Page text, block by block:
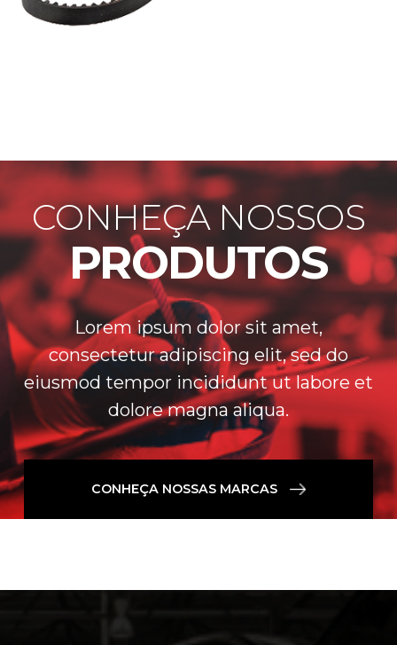
CONHEÇA NOSSOS
PRODUTOS
Lorem ipsum dolor sit amet,
consectetur adipiscing elit, sed do
eiusmod tempor incididunt ut labore et
dolore magna aliqua.
CONHEÇA NOSSAS MARCAS